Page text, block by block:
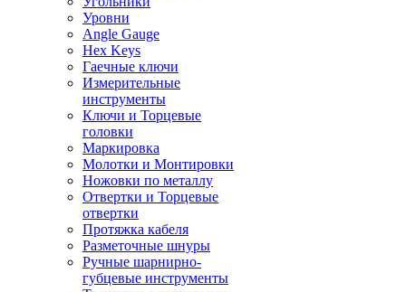
Уровни
Angle Gauge
Hex Keys
Гаечные ключи
Измерительные
инструменты
Ключи и Торцевые
головки
Маркировка
Молотки и Монтировки
Ножовки по металлу
Отвертки и Торцевые
отвертки
Протяжка кабеля
Разметочные шнуры
Ручные шарнирно-
губцевые инструменты